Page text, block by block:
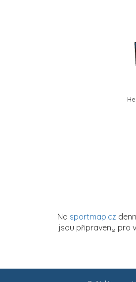
Na sportmap.cz
jsou připraveny pro